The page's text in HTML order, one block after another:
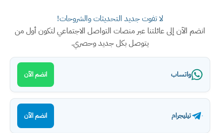
لا تفوت جديد التحديثات والشروحات!
انضم الآن إلى عائلتنا عبر منصات التواصل الاجتماعي لتكون أول من
يتوصل بكل جديد وحصري.
واتساب انضم الآن
تيليجرام انضم الآن